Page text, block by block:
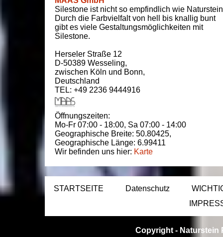
Silestone ist nicht so empfindlich wie
Durch die Farbvielfalt von hell bis knallig bunt
gibt es viele Gestaltungsmöglichkeiten mit
Silestone.
Herseler Straße 12
D-50389 Wesseling,
zwischen Köln und Bonn,
Deutschland
TEL: +49 2236 9444916
Öffnungszeiten:
Mo-Fr 07:00 - 18:00, Sa 07:00 - 14:00
Geographische Breite: 50.80425,
Geographische Länge: 6.99411
Wir befinden uns hier: Karte
STARTSEITE Datenschutz
Copyright - Naturstein